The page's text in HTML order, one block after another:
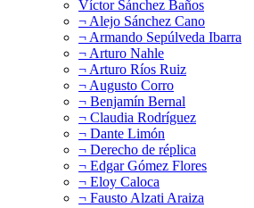
Víctor Sánchez Baños
¬ Alejo Sánchez Cano
¬ Armando Sepúlveda Ibarra
¬ Arturo Nahle
¬ Arturo Ríos Ruiz
¬ Augusto Corro
¬ Benjamín Bernal
¬ Claudia Rodríguez
¬ Dante Limón
¬ Derecho de réplica
¬ Edgar Gómez Flores
¬ Eloy Caloca
¬ Fausto Alzati Araiza